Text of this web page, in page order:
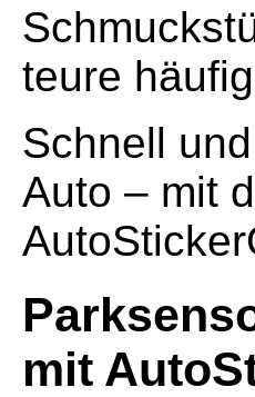
teure
Schnell
Auto – mit
mit